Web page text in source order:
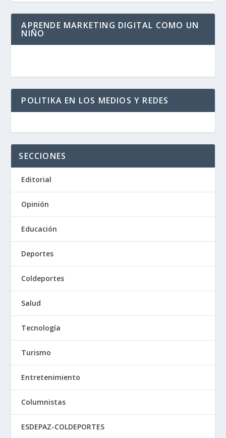
APRENDE MARKETING DIGITAL COMO UN
NIÑO
POLITIKA EN LOS MEDIOS Y REDES
SECCIONES
Editorial
Opinión
Educación
Deportes
Coldeportes
Salud
Tecnología
Turismo
Entretenimiento
Columnistas
ESDEPAZ-COLDEPORTES